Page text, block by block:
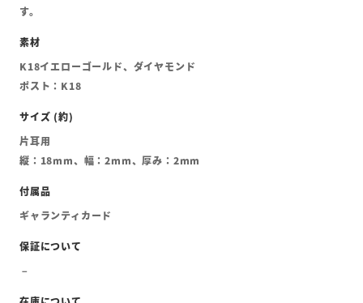
す。
K18イエローゴールド、ダイヤモンド
ポスト：K18
片耳用
縦：18mm、幅：2mm、厚み：2mm
ギャランティカード